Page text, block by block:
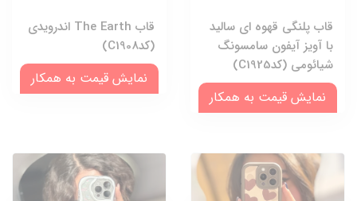
قاب پلنگی قهوه ای سالید
با آویز آیفون سامسونگ
شیائومی (کدC1925)
نمایش قیمت به همکار
قاب The Earth اندرویدی
(کدC1908)
نمایش قیمت به همکار